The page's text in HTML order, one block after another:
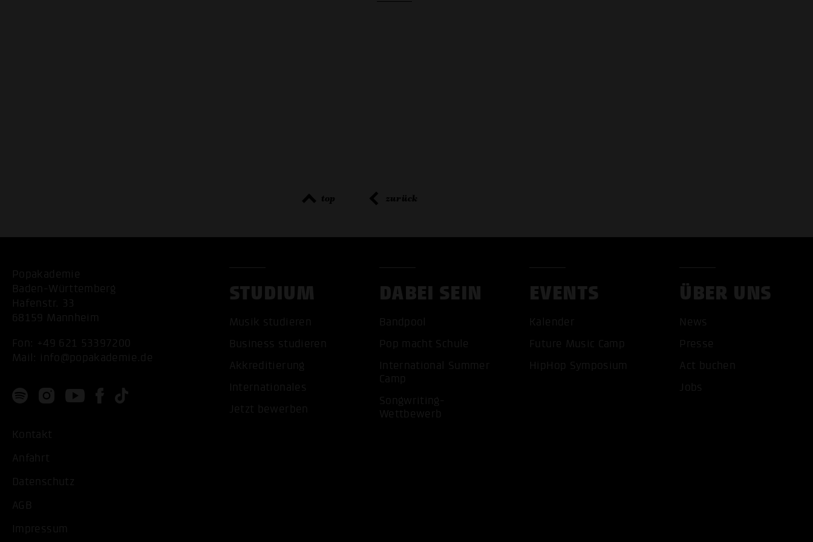
ALLE COOKIES AKZEPTIEREN ALLE COOKIES
top zurück
Popakademie
Baden-Württemberg
Hafenstr. 33
68159 Mannheim
Fon: +49 621 53397200
Mail: info@popakademie.de
Kontakt
Anfahrt
Datenschutz
AGB
Impressum
STUDIUM
Musik studieren
Business studieren
Akkreditierung
Internationales
Jetzt bewerben
DABEI SEIN
Bandpool
Pop macht Schule
International Summer
Camp
Songwriting-
Wettbewerb
EVENTS
Kalender
Future Music Camp
HipHop Symposium
ÜBER UNS
News
Presse
Act buchen
Jobs